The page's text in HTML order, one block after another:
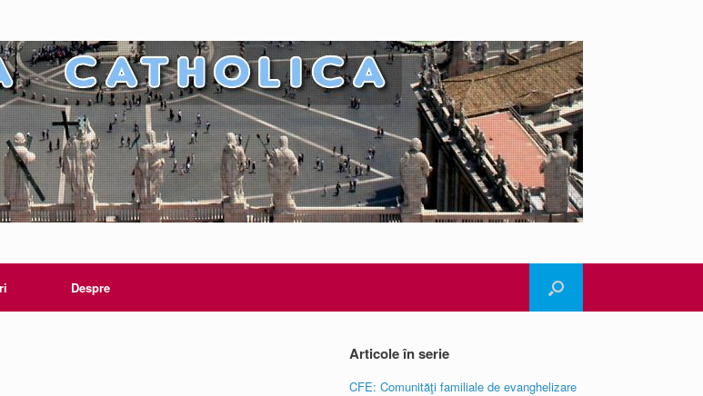
Despre
Articole în serie
CFE: Comunităţi familiale de evanghelizare